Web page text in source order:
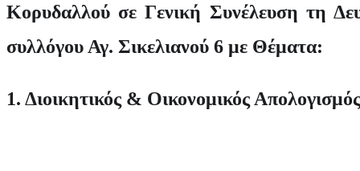
Κορυδαλλού σε Γενική Συνέλευση τη
συλλόγου Αγ. Σικελιανού 6 με Θέματα:
1. Διοικητικός & Οικονομικός Απολογισμός